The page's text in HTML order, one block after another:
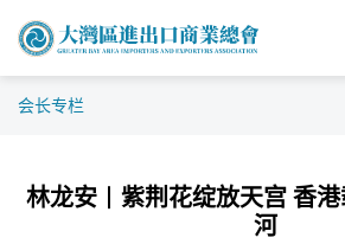
会长专栏
林龙安｜紫荆花绽放天宫 香
河